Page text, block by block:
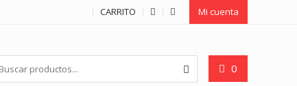
CARRITO Mi cuenta
0